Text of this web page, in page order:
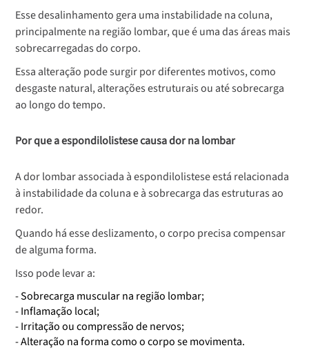
Esse desalinhamento gera uma instabilidade na coluna,
principalmente na região lombar, que é uma das áreas mais
sobrecarregadas do corpo.
Essa alteração pode surgir por diferentes motivos, como
desgaste natural, alterações estruturais ou até sobrecarga
ao longo do tempo.
Por que a espondilolistese causa dor na lombar
A dor lombar associada à espondilolistese está relacionada
à instabilidade da coluna e à sobrecarga das estruturas ao
redor.
Quando há esse deslizamento, o corpo precisa compensar
de alguma forma.
Isso pode levar a:
- Sobrecarga muscular na região lombar;
- Inflamação local;
- Irritação ou compressão de nervos;
- Alteração na forma como o corpo se movimenta.